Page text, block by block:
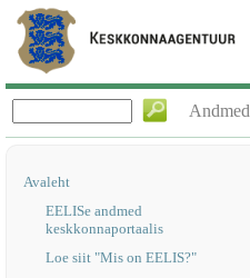
Andmed
Avaleht
EELISe andmed
keskkonnaportaalis
Loe siit "Mis on EELIS?"